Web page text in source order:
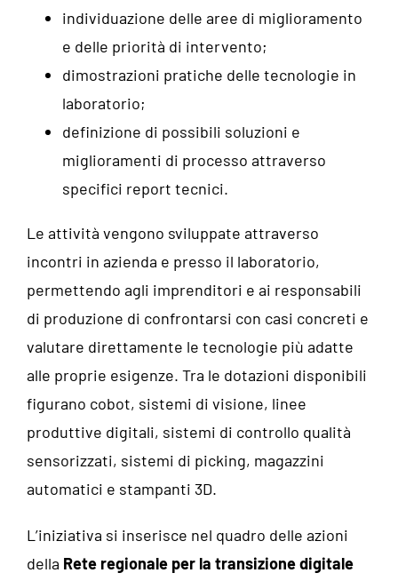
individuazione delle aree di miglioramento
e delle priorità di intervento;
dimostrazioni pratiche delle tecnologie in
laboratorio;
definizione di possibili soluzioni e
miglioramenti di processo attraverso
specifici report tecnici.
Le attività vengono sviluppate attraverso
incontri in azienda e presso il laboratorio,
permettendo agli imprenditori e ai responsabili
di produzione di confrontarsi con casi concreti e
valutare direttamente le tecnologie più adatte
alle proprie esigenze. Tra le dotazioni disponibili
figurano cobot, sistemi di visione, linee
produttive digitali, sistemi di controllo qualità
sensorizzati, sistemi di picking, magazzini
automatici e stampanti 3D.
L’iniziativa si inserisce nel quadro delle azioni
della Rete regionale per la transizione digitale